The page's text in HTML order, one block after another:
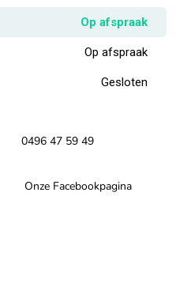
Op afspraak
Op afspraak
Gesloten
0496 47 59 49
Onze Facebookpagina